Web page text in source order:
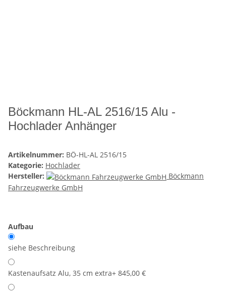
Böckmann HL-AL 2516/15 Alu -
Hochlader Anhänger
Artikelnummer: BÖ-HL-AL 2516/15
Kategorie: Hochlader
Hersteller:
Böckmann
Fahrzeugwerke GmbH
Aufbau
siehe Beschreibung
Kastenaufsatz Alu, 35 cm extra+ 845,00 €